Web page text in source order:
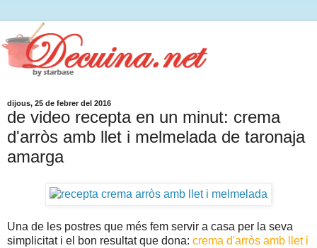
dijous, 25 de febrer del 2016
de video recepta en un minut: crema
d'arròs amb llet i melmelada de taronaja
amarga
Una de les postres que més fem servir a casa per la seva
simplicitat i el bon resultat que dona: crema d'arròs amb llet i